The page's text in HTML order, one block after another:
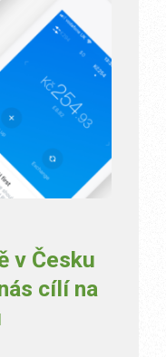
v Česku
cílí na